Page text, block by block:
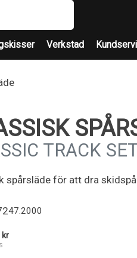
Verkstad
TRACK
spårsläde för att dra
47.2000
kr